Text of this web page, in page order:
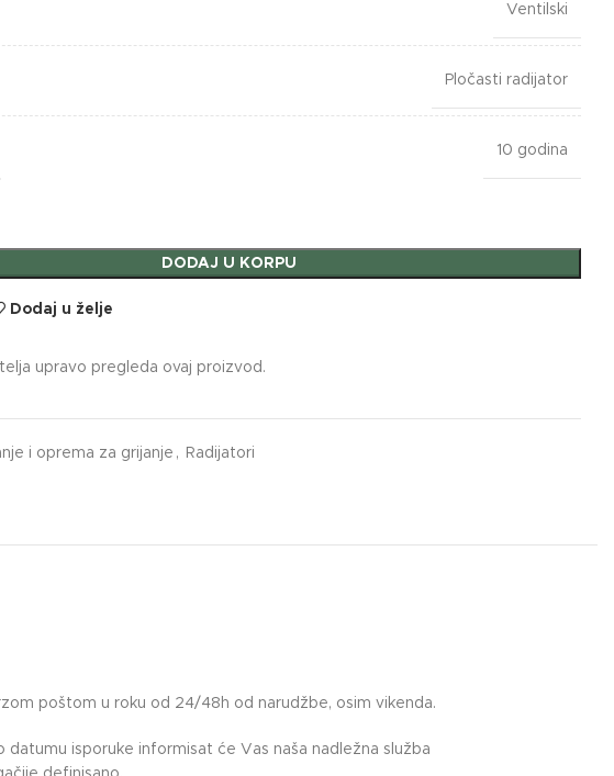
Ventilski
Pločasti radijator
10 godina
DODAJ U KORPU
Dodaj u želje
upravo pregleda ovaj proizvod.
i oprema za grijanje , Radijatori
poštom u roku od 24/48h od narudžbe, osim vikenda.
datumu isporuke informisat će Vas naša nadležna služba